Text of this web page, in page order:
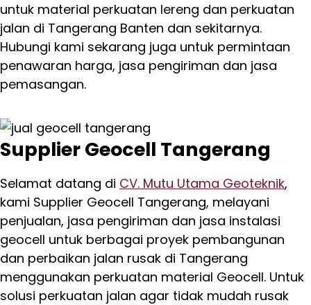
untuk material perkuatan lereng dan perkuatan
jalan di Tangerang Banten dan sekitarnya.
Hubungi kami sekarang juga untuk permintaan
penawaran harga, jasa pengiriman dan jasa
pemasangan.
Supplier Geocell Tangerang
Selamat datang di CV. Mutu Utama Geoteknik,
kami Supplier Geocell Tangerang, melayani
penjualan, jasa pengiriman dan jasa instalasi
geocell untuk berbagai proyek pembangunan
dan perbaikan jalan rusak di Tangerang
menggunakan perkuatan material Geocell. Untuk
solusi perkuatan jalan agar tidak mudah rusak